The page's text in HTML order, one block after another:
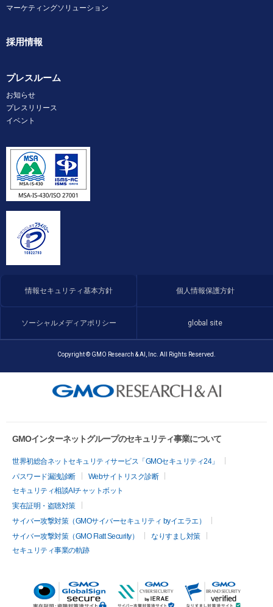
マーケティングソリューション
採用情報
プレスルーム
お知らせ
プレスリリース
イベント
情報セキュリティ基本方針 個人情報保護方針
ソーシャルメディアポリシー global site
Copyright © GMO Research & AI, Inc. All Rights Reserved.
GMOインターネットグループのセキュリティ事業について
世界初総合ネットセキュリティサービス「GMOセキュリティ24」
パスワード漏洩診断
Webサイトリスク診断
セキュリティ相談AIチャットボット
実在証明・盗聴対策
サイバー攻撃対策（GMOサイバーセキュリティ byイエラエ）
サイバー攻撃対策（GMO Flatt Security）
なりすまし対策
セキュリティ事業の軌跡